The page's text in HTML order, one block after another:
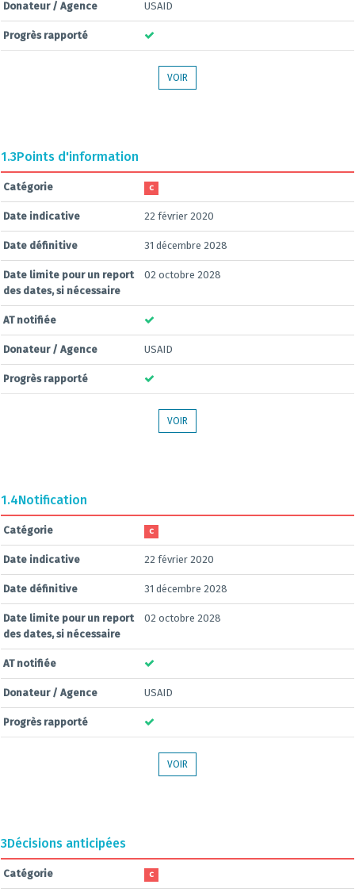
Donateur / Agence USAID
Progrès rapporté
VOIR
1.3Points d'information
Catégorie C
Date indicative 22 février 2020
Date définitive 31 décembre 2028
Date limite pour un report
des dates, si nécessaire
02 octobre 2028
AT notifiée
Donateur / Agence USAID
Progrès rapporté
VOIR
1.4Notification
Catégorie C
Date indicative 22 février 2020
Date définitive 31 décembre 2028
Date limite pour un report
des dates, si nécessaire
02 octobre 2028
AT notifiée
Donateur / Agence USAID
Progrès rapporté
VOIR
3Décisions anticipées
Catégorie C